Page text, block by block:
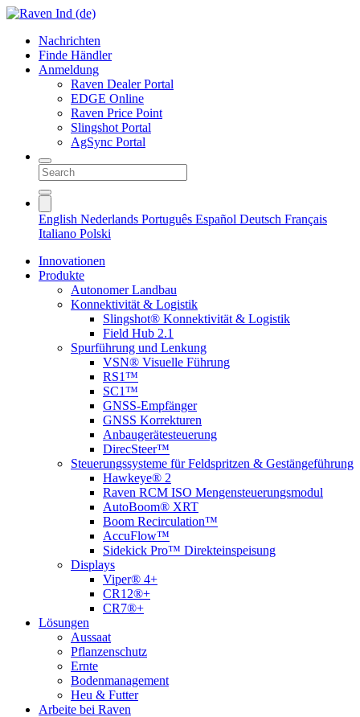
Nachrichten
Finde Händler
Anmeldung
Raven Dealer Portal
EDGE Online
Raven Price Point
Slingshot Portal
AgSync Portal
English Nederlands Português Español Deutsch Français
Italiano Polski
Innovationen
Produkte
Autonomer Landbau
Konnektivität & Logistik
Slingshot® Konnektivität & Logistik
Field Hub 2.1
Spurführung und Lenkung
VSN® Visuelle Führung
RS1™
SC1™
GNSS-Empfänger
GNSS Korrekturen
Anbaugerätesteuerung
DirecSteer™
Steuerungssysteme für Feldspritzen & Gestängeführung
Hawkeye® 2
Raven RCM ISO Mengensteuerungsmodul
AutoBoom® XRT
Boom Recirculation™
AccuFlow™
Sidekick Pro™ Direkteinspeisung
Displays
Viper® 4+
CR12®+
CR7®+
Lösungen
Aussaat
Pflanzenschutz
Ernte
Bodenmanagement
Heu & Futter
Arbeite bei Raven